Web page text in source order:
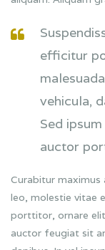
efficitur
vehicula,
Sed
auctor
Curabitur maximus
leo, molestie vitae
porttitor, ornare elit
auctor feugiat sit